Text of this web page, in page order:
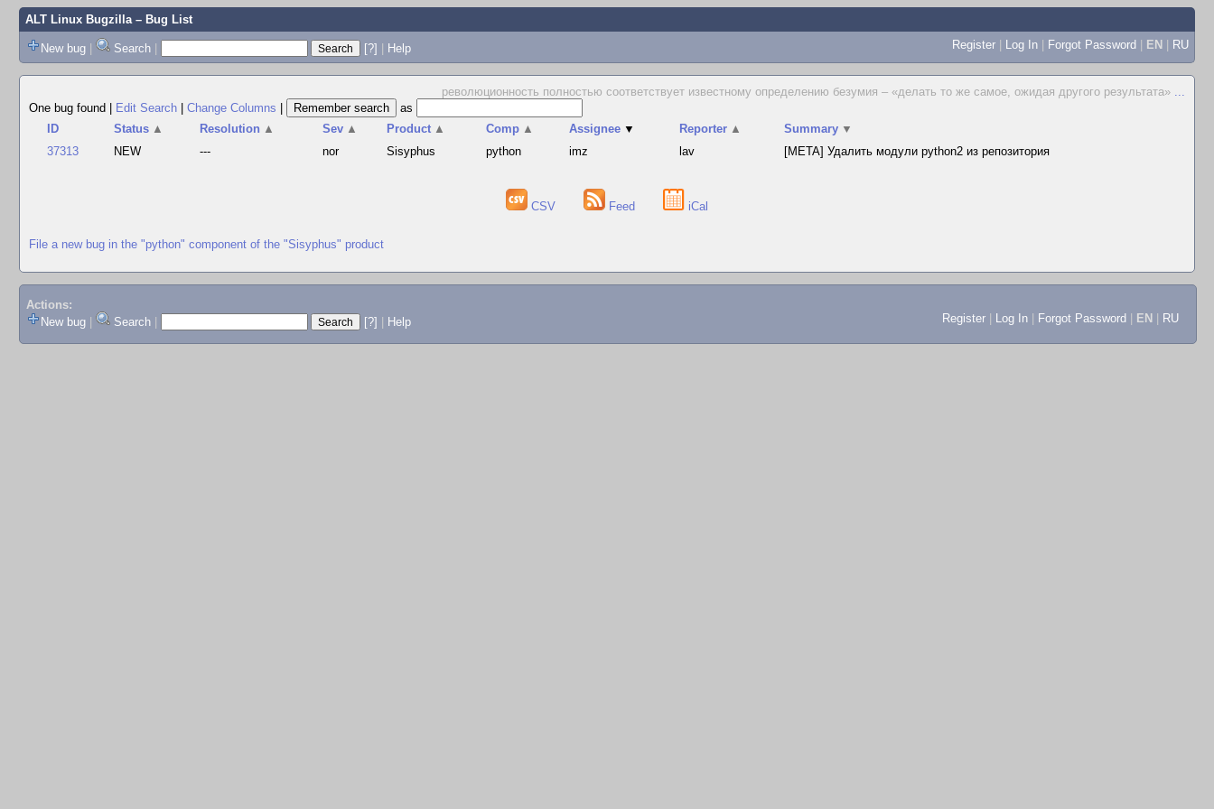
ALT Linux Bugzilla– Bug List
New bug | Search | [?] | Help Register | Log In | Forgot Password | EN | RU
революционность полностью соответствует известному определению безумия – «делать то же самое, ожидая другого результата» ...
One bug found
Edit Search Change Columns
as
ID
Status ▲ Resolution ▲ Sev ▲ Product ▲ Comp ▲ Assignee ▼ Reporter ▲ Summary ▼
37313
NEW --- nor Sisyphus python imz lav [META] Удалить модули python2 из репозитория
CSV Feed iCal
File a new bug in the "python" component of the "Sisyphus" product
Actions:
New bug
Search [?] Help Register Log In Forgot Password EN RU